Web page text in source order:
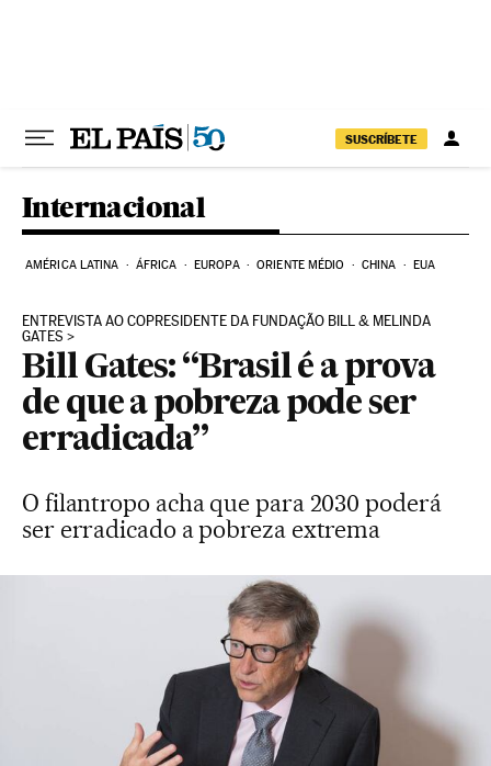
SUSCRÍBETE
Internacional
AMÉRICA LATINA ÁFRICA EUROPA ORIENTE MÉDIO CHINA EUA
ENTREVISTA AO COPRESIDENTE DA FUNDAÇÃO BILL & MELINDA
GATES
Bill Gates: “Brasil é a prova
de que a pobreza pode ser
erradicada”
O filantropo acha que para 2030 poderá
ser erradicado a pobreza extrema